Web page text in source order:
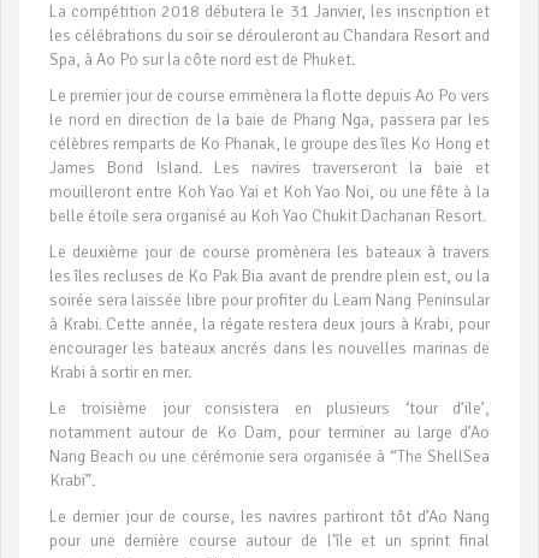
La compétition 2018 débutera le 31 Janvier, les inscription et
les célébrations du soir se dérouleront au Chandara Resort and
Spa, à Ao Po sur la côte nord est de Phuket.
Le premier jour de course emmènera la flotte depuis Ao Po vers
le nord en direction de la baie de Phang Nga, passera par les
célèbres remparts de Ko Phanak, le groupe des îles Ko Hong et
James Bond Island. Les navires traverseront la baie et
mouilleront entre Koh Yao Yai et Koh Yao Noi, ou une fête à la
belle étoile sera organisé au Koh Yao Chukit Dachanan Resort.
Le deuxième jour de course promènera les bateaux à travers
les îles recluses de Ko Pak Bia avant de prendre plein est, ou la
soirée sera laissée libre pour profiter du Leam Nang Peninsular
à Krabi. Cette année, la régate restera deux jours à Krabi, pour
encourager les bateaux ancrés dans les nouvelles marinas de
Krabi à sortir en mer.
Le troisième jour consistera en plusieurs ‘tour d’ile’,
notamment autour de Ko Dam, pour terminer au large d’Ao
Nang Beach ou une cérémonie sera organisée à “The ShellSea
Krabi”.
Le dernier jour de course, les navires partiront tôt d’Ao Nang
pour une dernière course autour de l'île et un sprint final